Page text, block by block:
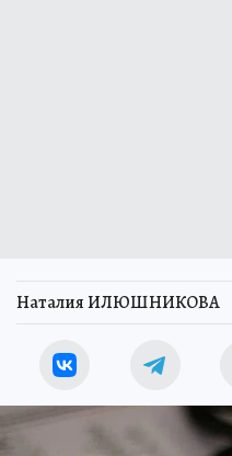
Наталия ИЛЮШНИКОВА